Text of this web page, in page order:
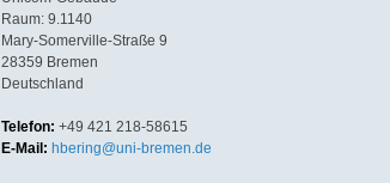
Raum: 9.1140
Mary-Somerville-Straße 9
28359 Bremen
Deutschland
Telefon: +49 421 218-58615
E-Mail: hbering@uni-bremen.de